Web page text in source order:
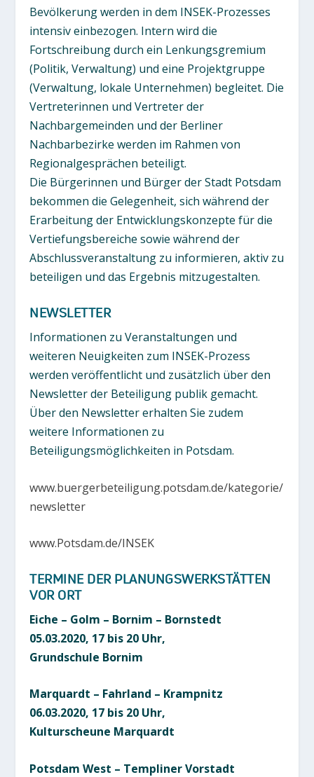
Bevölkerung werden in dem INSEK-Prozesses
intensiv einbezogen. Intern wird die
Fortschreibung durch ein Lenkungsgremium
(Politik, Verwaltung) und eine Projektgruppe
(Verwaltung, lokale Unternehmen) begleitet. Die
Vertreterinnen und Vertreter der
Nachbargemeinden und der Berliner
Nachbarbezirke werden im Rahmen von
Regionalgesprächen beteiligt.
Die Bürgerinnen und Bürger der Stadt Potsdam
bekommen die Gelegenheit, sich während der
Erarbeitung der Entwicklungskonzepte für die
Vertiefungsbereiche sowie während der
Abschlussveranstaltung zu informieren, aktiv zu
beteiligen und das Ergebnis mitzugestalten.
NEWSLETTER
Informationen zu Veranstaltungen und
weiteren Neuigkeiten zum INSEK-Prozess
werden veröffentlicht und zusätzlich über den
Newsletter der Beteiligung publik gemacht.
Über den Newsletter erhalten Sie zudem
weitere Informationen zu
Beteiligungsmöglichkeiten in Potsdam.
www.buergerbeteiligung.potsdam.de/kategorie/
newsletter
www.Potsdam.de/INSEK
TERMINE DER PLANUNGSWERKSTÄTTEN
VOR ORT
Eiche – Golm – Bornim – Bornstedt
05.03.2020, 17 bis 20 Uhr,
Grundschule Bornim
Marquardt – Fahrland – Krampnitz
06.03.2020, 17 bis 20 Uhr,
Kulturscheune Marquardt
Potsdam West – Templiner Vorstadt